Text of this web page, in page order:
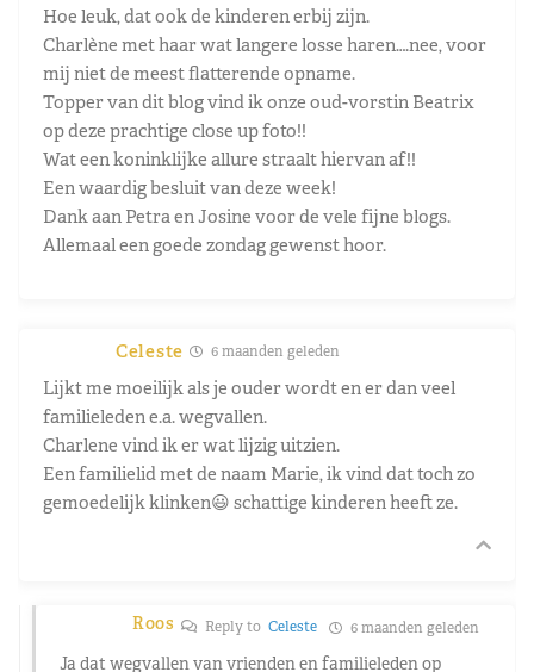
Hoe leuk, dat ook de kinderen erbij zijn.
Charlène met haar wat langere losse haren….nee, voor
mij niet de meest flatterende opname.
Topper van dit blog vind ik onze oud-vorstin Beatrix
op deze prachtige close up foto!!
Wat een koninklijke allure straalt hiervan af!!
Een waardig besluit van deze week!
Dank aan Petra en Josine voor de vele fijne blogs.
Allemaal een goede zondag gewenst hoor.
Celeste 6 maanden geleden
Lijkt me moeilijk als je ouder wordt en er dan veel
familieleden e.a. wegvallen.
Charlene vind ik er wat lijzig uitzien.
Een familielid met de naam Marie, ik vind dat toch zo
gemoedelijk klinken😃 schattige kinderen heeft ze.
Roos Reply to Celeste 6 maanden geleden
Ja dat wegvallen van vrienden en familieleden op